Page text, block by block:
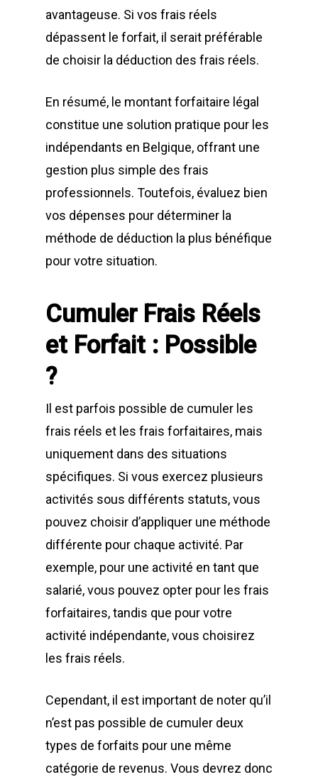
avantageuse. Si vos frais réels
dépassent le forfait, il serait préférable
de choisir la déduction des frais réels.
En résumé, le montant forfaitaire légal
constitue une solution pratique pour les
indépendants en Belgique, offrant une
gestion plus simple des frais
professionnels. Toutefois, évaluez bien
vos dépenses pour déterminer la
méthode de déduction la plus bénéfique
pour votre situation.
Cumuler Frais Réels
et Forfait : Possible
?
Il est parfois possible de cumuler les
frais réels et les frais forfaitaires, mais
uniquement dans des situations
spécifiques. Si vous exercez plusieurs
activités sous différents statuts, vous
pouvez choisir d’appliquer une méthode
différente pour chaque activité. Par
exemple, pour une activité en tant que
salarié, vous pouvez opter pour les frais
forfaitaires, tandis que pour votre
activité indépendante, vous choisirez
les frais réels.
Cependant, il est important de noter qu’il
n’est pas possible de cumuler deux
types de forfaits pour une même
catégorie de revenus. Vous devrez donc